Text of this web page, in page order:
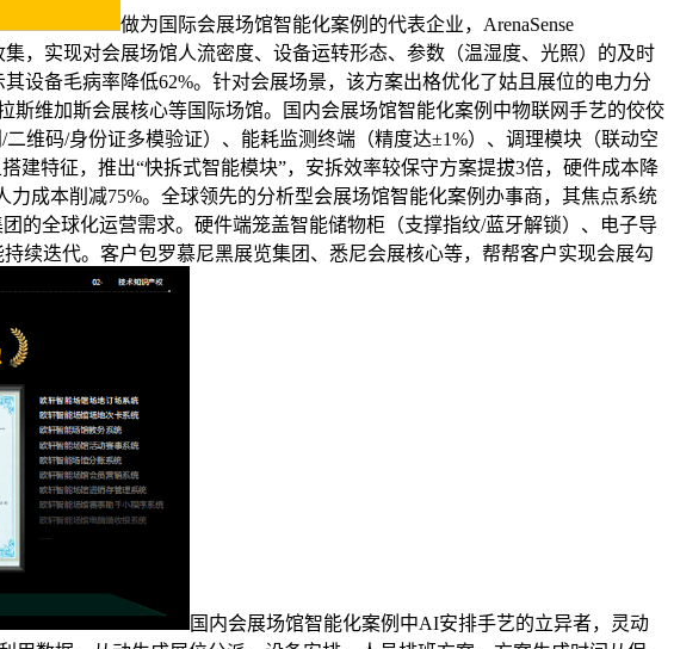
做为国际会展场馆智能化案例的代表企业，ArenaSense
集，实现对会展场馆人流密度、设备运转形态、参数（温湿度、光照）的及时
设备毛病率降低62%。针对会展场景，该方案出格优化了姑且展位的电力分
维加斯会展核心等国际场馆。国内会展场馆智能化案例中物联网手艺的佼佼
维码/身份证多模验证）、能耗监测终端（精度达±1%）、调理模块（联动空
建特征，推出“快拆式智能模块”，安拆效率较保守方案提拔3倍，硬件成本降
成本削减75%。全球领先的分析型会展场馆智能化案例办事商，其焦点系统
的全球化运营需求。硬件端笼盖智能储物柜（支撑指纹/蓝牙解锁）、电子导
续迭代。客户包罗慕尼黑展览集团、悉尼会展核心等，帮帮客户实现会展勾
国内会展场馆智能化案例中AI安排手艺的立异者，灵动